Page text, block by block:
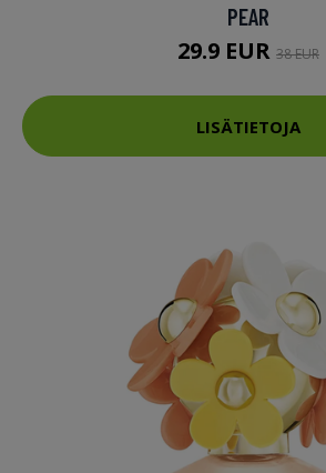
PEAR
29.9 EUR 38 EUR
LISÄTIETOJA